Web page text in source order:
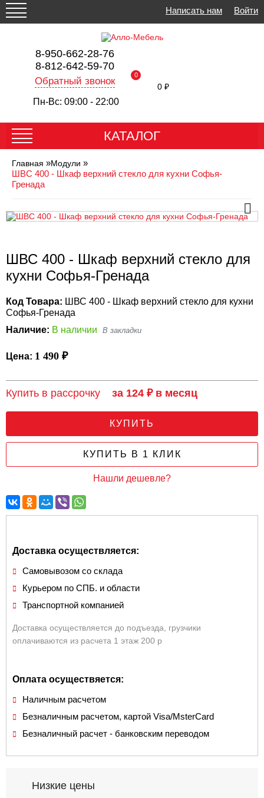
Написать нам Войти
8-950-662-28-76
8-812-642-59-70
Обратный звонок
Пн-Вс: 09:00 - 22:00
0
0 ₽
КАТАЛОГ
Главная »Модули »
ШВС 400 - Шкаф верхний стекло для кухни Софья-
Гренада
ШВС 400 - Шкаф верхний стекло для
кухни Софья-Гренада
Код Товара: ШВС 400 - Шкаф верхний стекло для кухни
Софья-Гренада
Наличие: В наличии
Цена: 1 490 ₽
Купить в рассрочку за 124 ₽ в месяц
КУПИТЬ
КУПИТЬ В 1 КЛИК
Нашли дешевле?
Доставка осуществляется:
Самовывозом со склада
Курьером по СПБ. и области
Транспортной компанией
Доставка осуществляется до подъезда, грузчики
оплачиваются из расчета 1 этаж 200 р
Оплата осуществяется:
Наличным расчетом
Безналичным расчетом, картой Visa/MsterCard
Безналичный расчет - банковским переводом
Низкие цены